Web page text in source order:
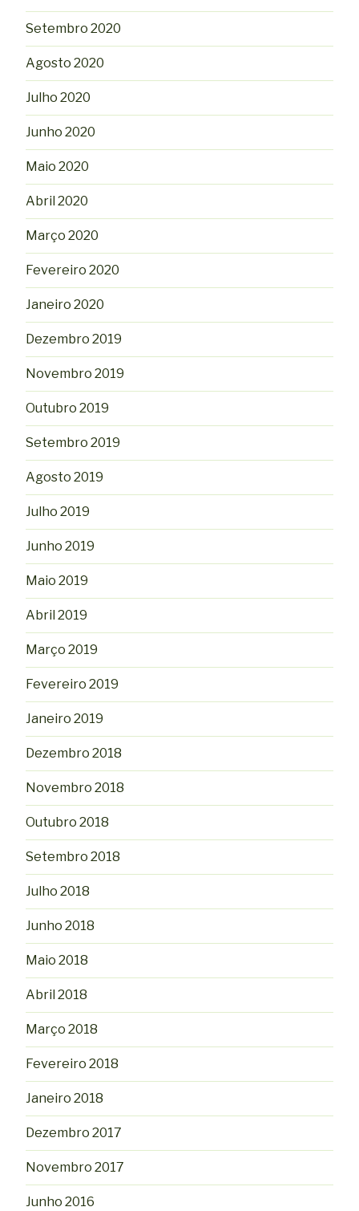
Setembro 2020
Agosto 2020
Julho 2020
Junho 2020
Maio 2020
Abril 2020
Março 2020
Fevereiro 2020
Janeiro 2020
Dezembro 2019
Novembro 2019
Outubro 2019
Setembro 2019
Agosto 2019
Julho 2019
Junho 2019
Maio 2019
Abril 2019
Março 2019
Fevereiro 2019
Janeiro 2019
Dezembro 2018
Novembro 2018
Outubro 2018
Setembro 2018
Julho 2018
Junho 2018
Maio 2018
Abril 2018
Março 2018
Fevereiro 2018
Janeiro 2018
Dezembro 2017
Novembro 2017
Junho 2016